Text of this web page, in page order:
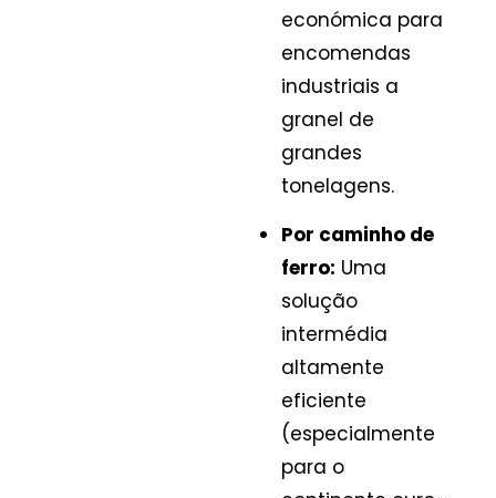
económica para
encomendas
industriais a
granel de
grandes
tonelagens.
Por caminho de
ferro: Uma
solução
intermédia
altamente
eficiente
(especialmente
para o